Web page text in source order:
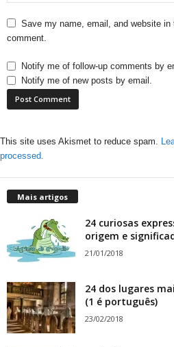
Save my name, email, and website in
comment.
Notify me of follow-up comments by
Notify me of new posts by email.
This site uses Akismet to reduce spam.
processed.
Mais artigos
24 curiosas
origem e
21/01/2018
24 dos lugares
(1 é português)
23/02/2018